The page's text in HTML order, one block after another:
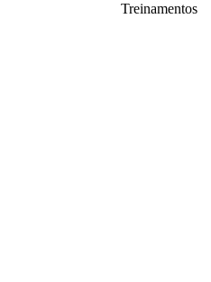
Treinamentos